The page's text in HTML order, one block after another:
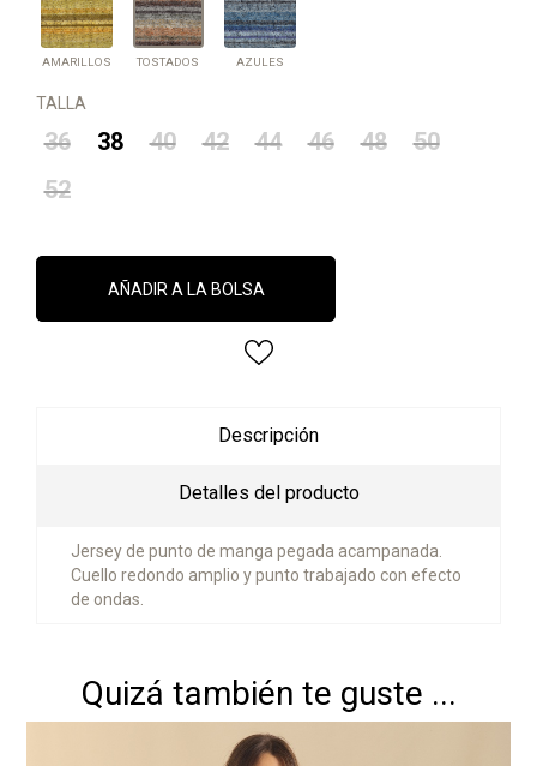
AMARILLOS TOSTADOS AZULES
TALLA
36 38 40 42 44 46 48
50
52
AÑADIR A LA BOLSA
Descripción
Detalles del producto
Jersey de punto de manga pegada acampanada.
Cuello redondo amplio y punto trabajado con efecto
de ondas.
Quizá también te guste ...